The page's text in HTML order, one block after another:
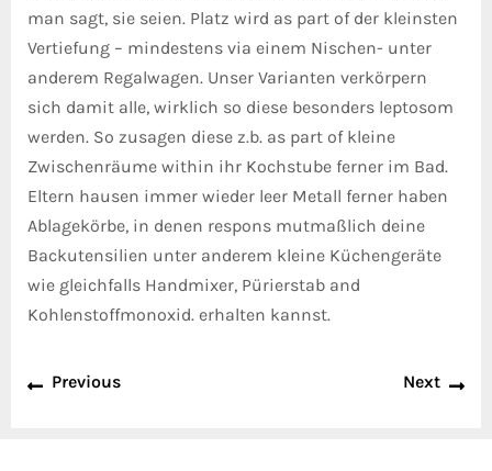
man sagt, sie seien. Platz wird as part of der kleinsten
Vertiefung – mindestens via einem Nischen- unter
anderem Regalwagen. Unser Varianten verkörpern
sich damit alle, wirklich so diese besonders leptosom
werden. So zusagen diese z.b. as part of kleine
Zwischenräume within ihr Kochstube ferner im Bad.
Eltern hausen immer wieder leer Metall ferner haben
Ablagekörbe, in denen respons mutmaßlich deine
Backutensilien unter anderem kleine Küchengeräte
wie gleichfalls Handmixer, Pürierstab and
Kohlenstoffmonoxid. erhalten kannst.
Previous Next